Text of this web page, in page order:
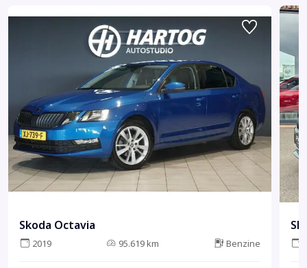
Skoda Octavia
2019 95.619 km Benzine